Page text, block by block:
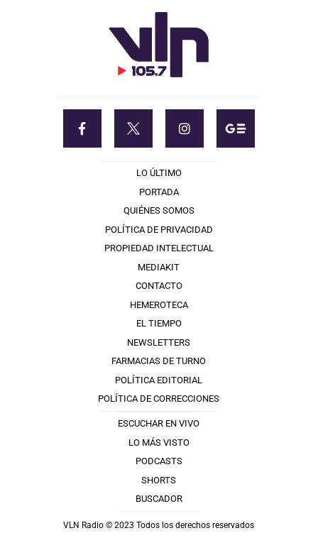
LO ÚLTIMO
PORTADA
QUIÉNES SOMOS
POLÍTICA DE PRIVACIDAD
PROPIEDAD INTELECTUAL
MEDIAKIT
CONTACTO
HEMEROTECA
EL TIEMPO
NEWSLETTERS
FARMACIAS DE TURNO
POLÍTICA EDITORIAL
POLÍTICA DE CORRECCIONES
ESCUCHAR EN VIVO
LO MÁS VISTO
PODCASTS
SHORTS
BUSCADOR
VLN Radio © 2023 Todos los derechos reservados